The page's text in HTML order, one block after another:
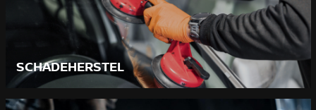
SCHADEHERSTEL